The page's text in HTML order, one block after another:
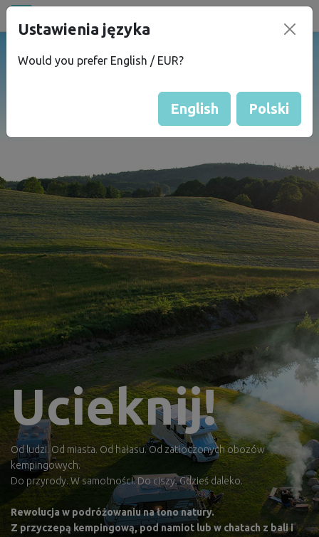
campu .eu
Ucieknij!
Od ludzi. Od miasta. Od hałasu. Od zatłoczonych obozów
kempingowych.
Do przyrody. W samotności. Do ciszy. Gdzieś daleko.
Rewolucja w podróżowaniu na łono natury.
Z przyczepą kempingową, pod namiot lub w chatach z bali i
Ustawienia języka
Would you prefer English / EUR?
English Polski